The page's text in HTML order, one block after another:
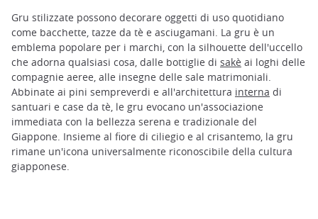
Gru stilizzate possono decorare oggetti di uso quotidiano
come bacchette, tazze da tè e asciugamani. La gru è un
emblema popolare per i marchi, con la silhouette dell'uccello
che adorna qualsiasi cosa, dalle bottiglie di sakè ai loghi delle
compagnie aeree, alle insegne delle sale matrimoniali.
Abbinate ai pini sempreverdi e all'architettura interna di
santuari e case da tè, le gru evocano un'associazione
immediata con la bellezza serena e tradizionale del
Giappone. Insieme al fiore di ciliegio e al crisantemo, la gru
rimane un'icona universalmente riconoscibile della cultura
giapponese.